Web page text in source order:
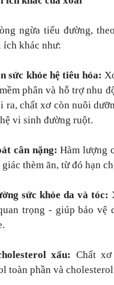
ngừa tiểu đường,
ích khác như:
sức khỏe hệ tiêu hóa:
phân và hỗ trợ nhu
ra, chất xơ còn nuôi
vi sinh đường ruột.
cân nặng: Hàm lượng
giác thèm ăn, từ đó hạn
sức khỏe da và tóc:
trọng - giúp bảo vệ
xấu: Chất
toàn phần và